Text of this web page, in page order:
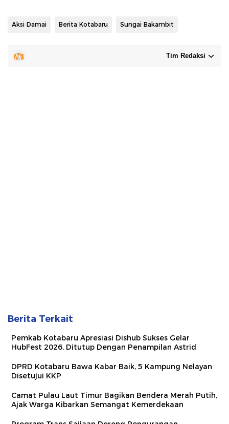
Aksi Damai Berita Kotabaru Sungai Bakambit
Tim Redaksi
Berita Terkait
Pemkab Kotabaru Apresiasi Dishub Sukses Gelar
HubFest 2026, Ditutup Dengan Penampilan Astrid
DPRD Kotabaru Bawa Kabar Baik, 5 Kampung Nelayan
Disetujui KKP
Camat Pulau Laut Timur Bagikan Bendera Merah Putih,
Ajak Warga Kibarkan Semangat Kemerdekaan